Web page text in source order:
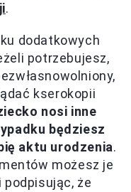
.
dodatkowych
potrzebujesz,
kserokopii
nosi inne
będziesz
aktu urodzenia.
możesz je
że